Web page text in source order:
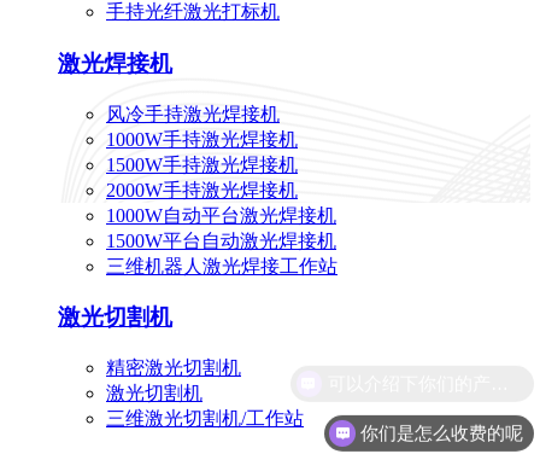
手持光纤激光打标机
激光焊接机
风冷手持激光焊接机
1000W手持激光焊接机
1500W手持激光焊接机
2000W手持激光焊接机
1000W自动平台激光焊接机
1500W平台自动激光焊接机
三维机器人激光焊接工作站
激光切割机
精密激光切割机
激光切割机
三维激光切割机/工作站
你们是怎么收费的呢